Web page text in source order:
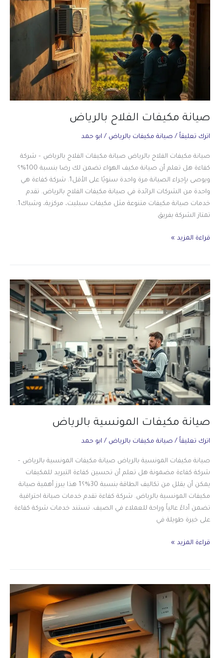
صيانة مكيفات الفلاح بالرياض
اترك تعليقاً / صيانة مكيفات بالرياض / ابو حمد
صيانة مكيفات الفلاح بالرياض صيانة مكيفات الفلاح بالرياض – شركة
كفاءة هل تعلم أن صيانة مكيف الهواء تضمن لك رضا بنسبة 100%؟
ويوصى بإجراء الصيانة مرة واحدة سنويًا على الأقل1. شركة كفاءة هي
واحدة من الشركات الرائدة في صيانة مكيفات الفلاح بالرياض. تقدم
خدمات صيانة مكيفات متنوعة مثل مكيفات سبليت، مركزية، وشباك1.
تمتاز الشركة بفريق
صيانة
قراءة المزيد »
صيانة مكيفات المونسية بالرياض
اترك تعليقاً / صيانة مكيفات بالرياض / ابو حمد
صيانة مكيفات المونسية بالرياض صيانة مكيفات المونسية بالرياض –
شركة كفاءة مضمونة هل تعلم أن تحسين كفاءة التبريد للمكيفات
يمكن أن يقلل من تكاليف الطاقة بنسبة 30%؟1 هذا يبرز أهمية صيانة
مكيفات المونسية بالرياض. شركة كفاءة تقدم خدمات صيانة احترافية
تضمن أداءً عالياً وراحة للعملاء في الصيف. تستند خدمات شركة كفاءة
على خبرة طويلة في
صيانة
قراءة المزيد »